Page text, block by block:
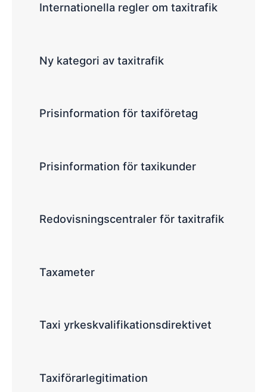
Internationella regler om taxitrafik
Ny kategori av taxitrafik
Prisinformation för taxiföretag
Prisinformation för taxikunder
Redovisningscentraler för taxitrafik
Taxameter
Taxi yrkeskvalifikationsdirektivet
Taxiförarlegitimation